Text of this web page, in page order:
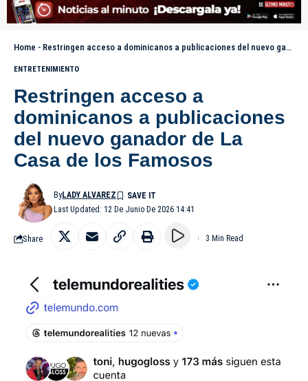
Home - Restringen acceso a dominicanos a publicaciones del nuevo ganador de La Casa de los Famosos
ENTRETENIMIENTO
Restringen acceso a
dominicanos a publicaciones
del nuevo ganador de La
Casa de los Famosos
Last Updated: 12 De Junio De 2026 14:41
ByLADY ALVAREZ
Share 3 Min Read